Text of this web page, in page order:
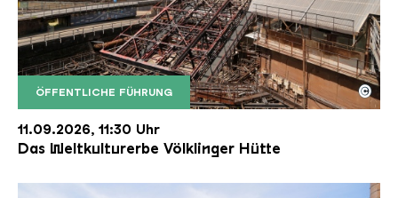
ÖFFENTLICHE FÜHRUNG
Der Erzschrägaufzug der Völklinger Hütte mit
Copyright: Weltkulturerbe Völklinger Hütte | Karl
©
11.09.2026, 11:30 Uhr
Das Weltkulturerbe Völklinger Hütte